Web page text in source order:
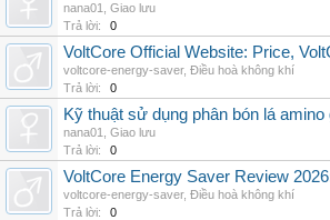
nana01
Giao lưu
Trả lời:
0
VoltCore Official Website: Price,
voltcore-energy-saver, Điều hoà không khí
Trả lời:
0
Kỹ thuật sử dụng phân bón lá
nana01
Giao lưu
Trả lời:
0
VoltCore Energy Saver Review
voltcore-energy-saver, Điều hoà không khí
Trả lời:
0